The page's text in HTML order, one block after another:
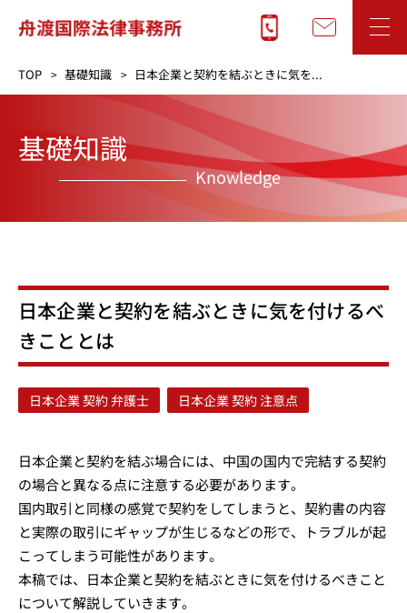
TOP 基礎知識 日本企業と契約を結ぶときに気を...
基礎知識
Knowledge
日本企業と契約を結ぶときに気を付けるべ
きこととは
日本企業 契約 弁護士 日本企業 契約 注意点
日本企業と契約を結ぶ場合には、中国の国内で完結する契約
の場合と異なる点に注意する必要があります。
国内取引と同様の感覚で契約をしてしまうと、契約書の内容
と実際の取引にギャップが生じるなどの形で、トラブルが起
こってしまう可能性があります。
本稿では、日本企業と契約を結ぶときに気を付けるべきこと
について解説していきます。